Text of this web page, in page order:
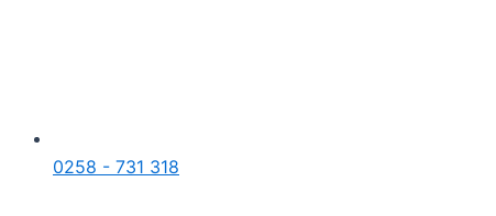
0258 - 731 318